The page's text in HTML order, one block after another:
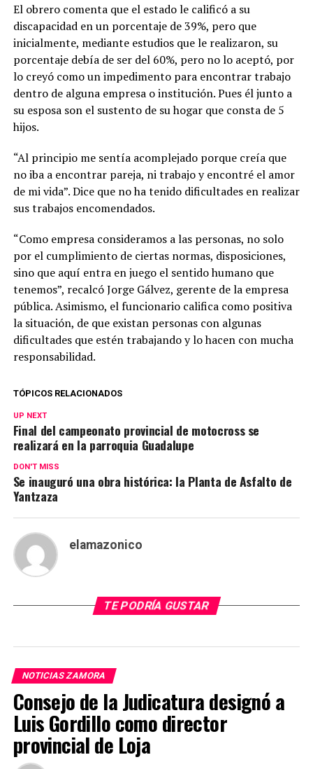
El obrero comenta que el estado le calificó a su
discapacidad en un porcentaje de 39%, pero que
inicialmente, mediante estudios que le realizaron, su
porcentaje debía de ser del 60%, pero no lo aceptó, por
lo creyó como un impedimento para encontrar trabajo
dentro de alguna empresa o institución. Pues él junto a
su esposa son el sustento de su hogar que consta de 5
hijos.
“Al principio me sentía acomplejado porque creía que
no iba a encontrar pareja, ni trabajo y encontré el amor
de mi vida”. Dice que no ha tenido dificultades en realizar
sus trabajos encomendados.
“Como empresa consideramos a las personas, no solo
por el cumplimiento de ciertas normas, disposiciones,
sino que aquí entra en juego el sentido humano que
tenemos”, recalcó Jorge Gálvez, gerente de la empresa
pública. Asimismo, el funcionario califica como positiva
la situación, de que existan personas con algunas
dificultades que estén trabajando y lo hacen con mucha
responsabilidad.
TÓPICOS RELACIONADOS
UP NEXT
Final del campeonato provincial de motocross se
realizará en la parroquia Guadalupe
DON'T MISS
Se inauguró una obra histórica: la Planta de Asfalto de
Yantzaza
elamazonico
TE PODRÍA GUSTAR
NOTICIAS ZAMORA
Consejo de la Judicatura designó a
Luis Gordillo como director
provincial de Loja